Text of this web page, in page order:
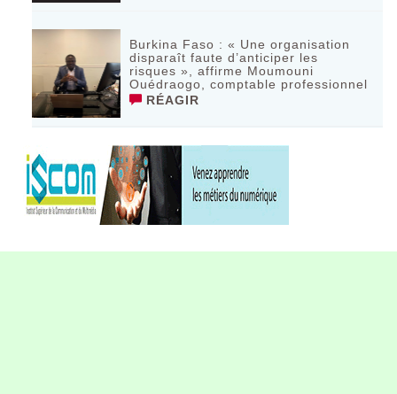
Burkina Faso : « Une organisation
disparaît faute d’anticiper les
risques », affirme Moumouni
Ouédraogo, comptable professionnel
RÉAGIR